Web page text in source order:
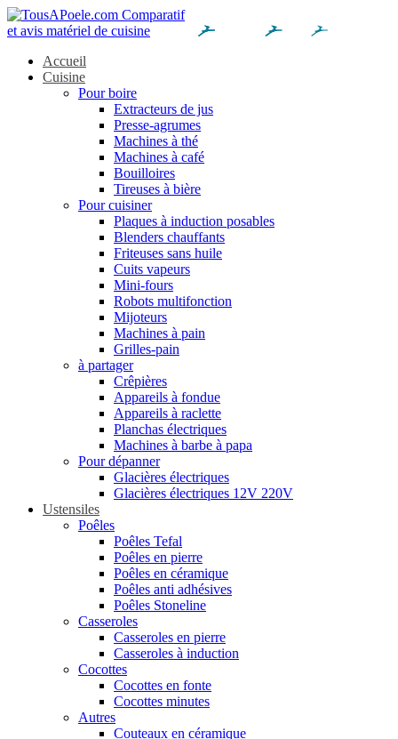
Accueil
Cuisine
Pour boire
Extracteurs de jus
Presse-agrumes
Machines à thé
Machines à café
Bouilloires
Tireuses à bière
Pour cuisiner
Plaques à induction posables
Blenders chauffants
Friteuses sans huile
Cuits vapeurs
Mini-fours
Robots multifonction
Mijoteurs
Machines à pain
Grilles-pain
à partager
Crêpières
Appareils à fondue
Appareils à raclette
Planchas électriques
Machines à barbe à papa
Pour dépanner
Glacières électriques
Glacières électriques 12V 220V
Ustensiles
Poêles
Poêles Tefal
Poêles en pierre
Poêles en céramique
Poêles anti adhésives
Poêles Stoneline
Casseroles
Casseroles en pierre
Casseroles à induction
Cocottes
Cocottes en fonte
Cocottes minutes
Autres
Couteaux en céramique